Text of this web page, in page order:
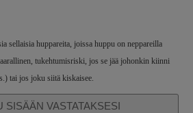
sellaisia huppareita, joissa huppu on neppareilla
tukehtumisriski, jos se jää johonkin kiinni
tai jos joku siitä kiskaisee.
SISÄÄN VASTATAKSESI